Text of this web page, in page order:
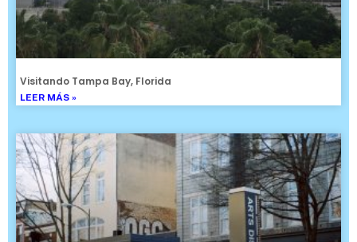
Visitando Tampa Bay, Florida
LEER MÁS »